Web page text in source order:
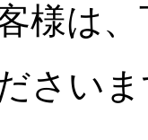
様は
さい